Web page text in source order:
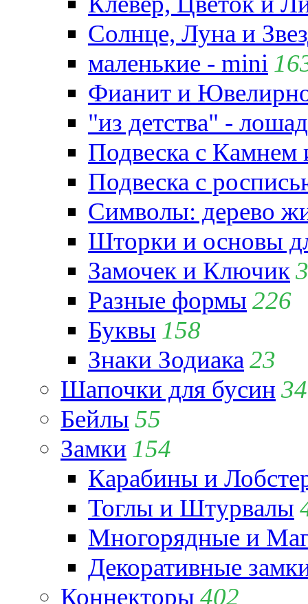
Солнце, Луна и
маленькие - mini
Фианит и
"из детства" -
Подвеска с
Подвеска с
Символы: дерево
Шторки и основы
Замочек и Ключик
Разные формы 226
Буквы 158
Знаки Зодиака23
Шапочки для бусин 34
Бейлы 55
Замки 154
Карабины и
Тоглы и Штурвалы
Многорядные и
Декоративные
Коннекторы 402